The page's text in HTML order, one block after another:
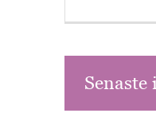
Senaste